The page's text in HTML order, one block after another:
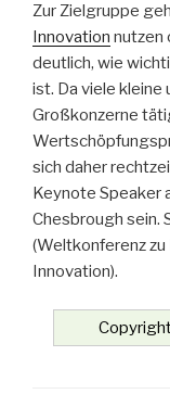
Zur Zielgruppe
Innovation nutzen
deutlich, wie
ist. Da viele
Großkonzerne
sich daher
Keynote Speaker
Chesbrough sein.
(Weltkonferenz
Innovation).